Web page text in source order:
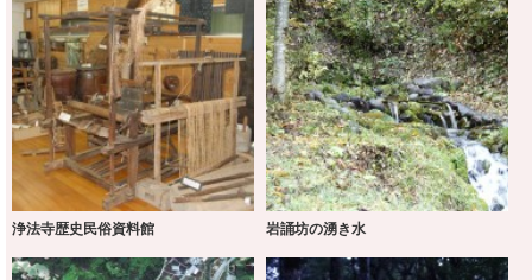
浄法寺歴史民俗資料館 岩誦坊の湧き水